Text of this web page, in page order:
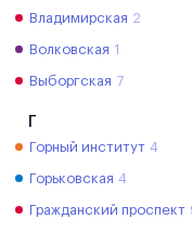
Владимирская 2
Волковская 1
Выборгская 7
Г
Горный институт 4
Горьковская 4
Гражданский проспект